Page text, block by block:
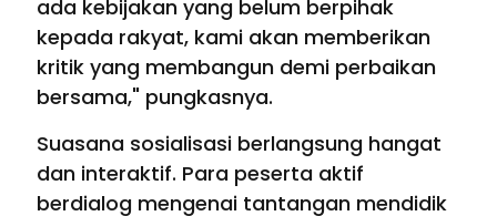
ada kebijakan yang belum berpihak
kepada rakyat, kami akan memberikan
kritik yang membangun demi perbaikan
bersama," pungkasnya.
Suasana sosialisasi berlangsung hangat
dan interaktif. Para peserta aktif
berdialog mengenai tantangan mendidik